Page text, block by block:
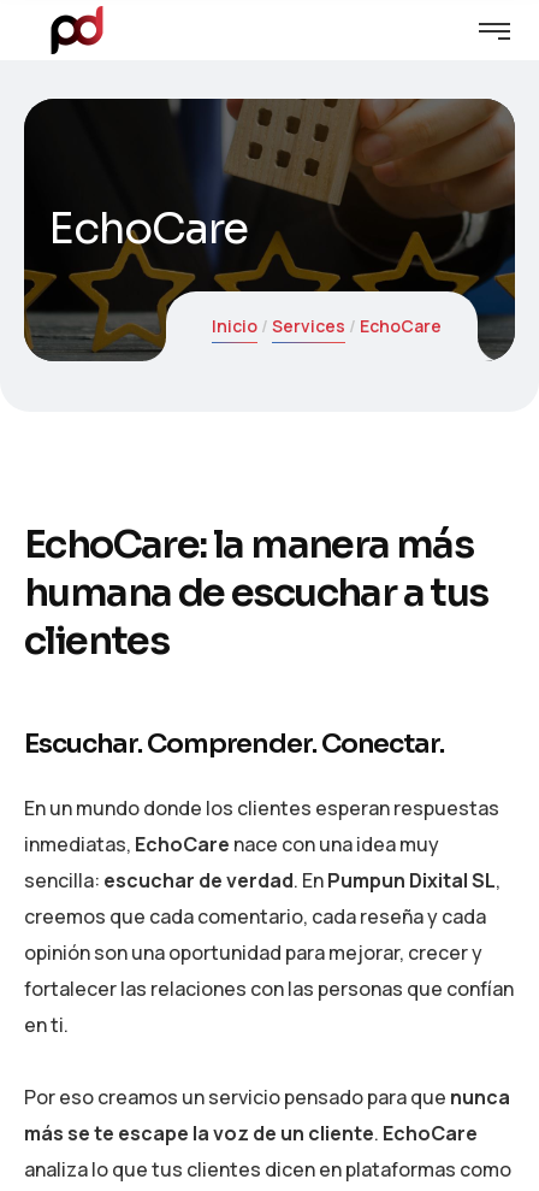
EchoCare
Inicio Services EchoCare
EchoCare: la manera más
humana de escuchar a tus
clientes
Escuchar. Comprender. Conectar.
En un mundo donde los clientes esperan respuestas
inmediatas, EchoCare nace con una idea muy
sencilla: escuchar de verdad. EnPumpun Dixital SL,
creemos que cada comentario, cada reseña y cada
opinión son una oportunidad para mejorar, crecer y
fortalecer las relaciones con las personas que confían
en ti.
Por eso creamos un servicio pensado para que nunca
más se te escape la voz de un cliente. EchoCare
analiza lo que tus clientes dicen en plataformas como